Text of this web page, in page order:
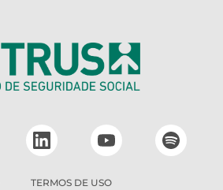
TERMOS DE USO